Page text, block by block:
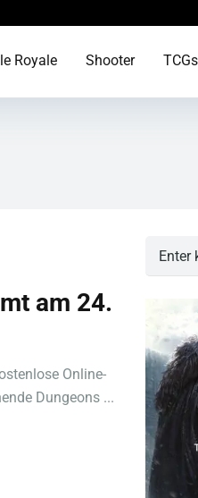
Royale Shooter TCGs
am 24.
Online-
Dungeons ...